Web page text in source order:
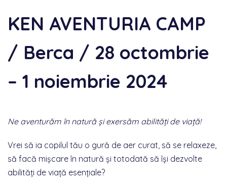
KEN AVENTURIA CAMP
/ Berca / 28 octombrie
– 1 noiembrie 2024
Ne aventurăm în natură și exersăm abilități de viață!
Vrei să ia copilul tău o gură de aer curat, să se relaxeze,
să facă mișcare în natură și totodată să își dezvolte
abilități de viață esențiale?